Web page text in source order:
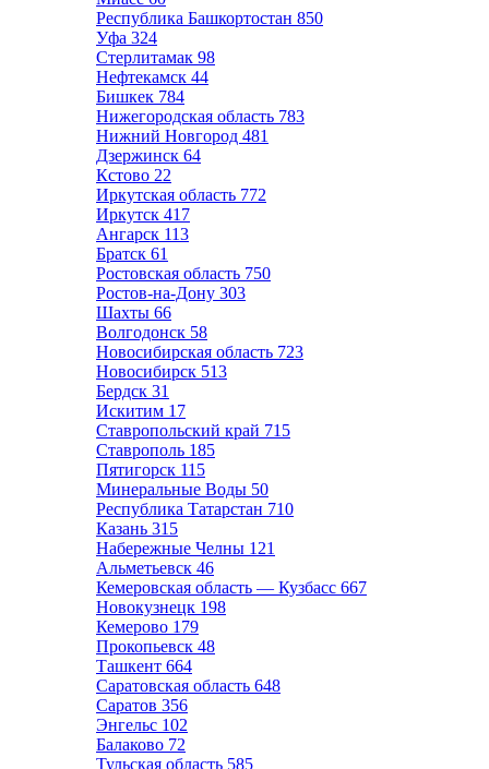
Республика Башкортостан 850
Уфа 324
Стерлитамак 98
Нефтекамск 44
Бишкек 784
Нижегородская область 783
Нижний Новгород 481
Дзержинск 64
Кстово 22
Иркутская область 772
Иркутск 417
Ангарск 113
Братск 61
Ростовская область 750
Ростов-на-Дону 303
Шахты 66
Волгодонск 58
Новосибирская область 723
Новосибирск 513
Бердск 31
Искитим 17
Ставропольский край 715
Ставрополь 185
Пятигорск 115
Минеральные Воды 50
Республика Татарстан 710
Казань 315
Набережные Челны 121
Альметьевск 46
Кемеровская область — Кузбасс 667
Новокузнецк 198
Кемерово 179
Прокопьевск 48
Ташкент 664
Саратовская область 648
Саратов 356
Энгельс 102
Балаково 72
Тульская область 585